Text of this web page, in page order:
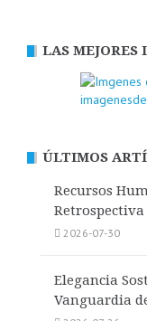
LAS MEJORES
ÚLTIMOS
Recursos
2026-07-30
Elegancia
Vanguardia